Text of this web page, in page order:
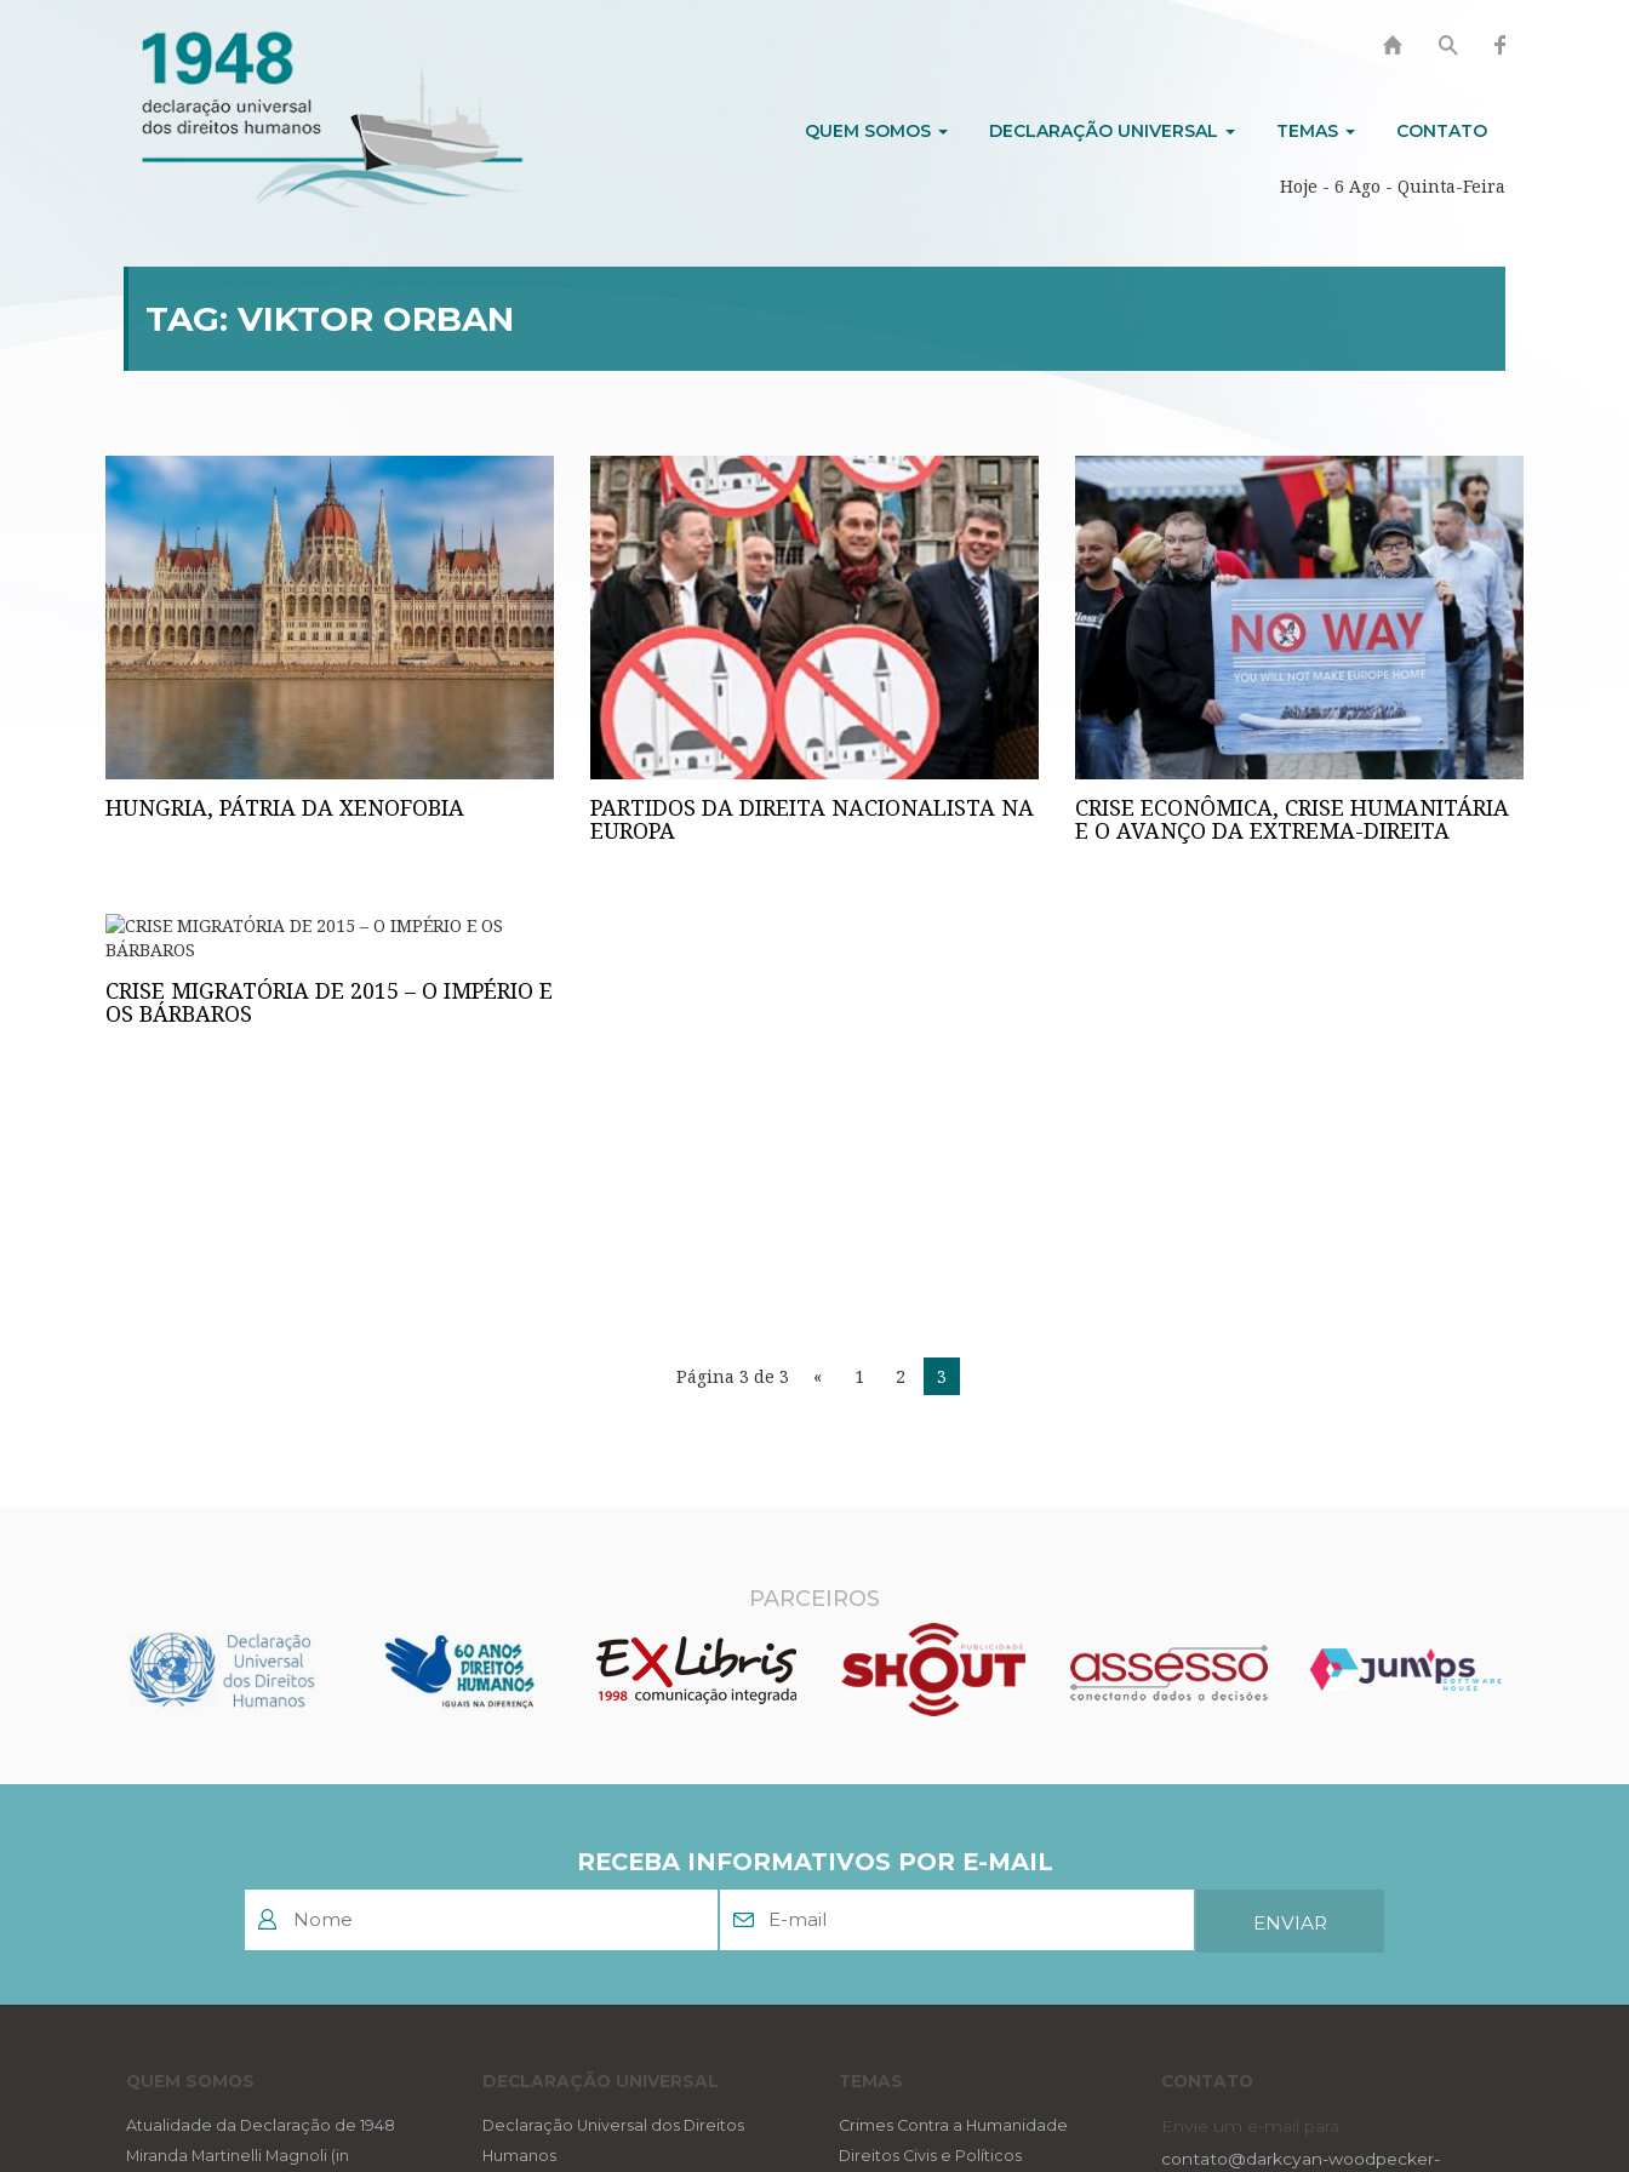
QUEM SOMOS DECLARAÇÃO UNIVERSAL TEMAS CONTATO
Hoje - 6 Ago - Quinta-Feira
TAG: VIKTOR ORBAN
HUNGRIA, PÁTRIA DA XENOFOBIA PARTIDOS DA DIREITA NACIONALISTA NA
EUROPA
CRISE ECONÔMICA, CRISE HUMANITÁRIA
E O AVANÇO DA EXTREMA-DIREITA
CRISE MIGRATÓRIA DE 2015 – O IMPÉRIO E
OS BÁRBAROS
Página 3 de 3 « 1 2 3
PARCEIROS
RECEBA INFORMATIVOS POR E-MAIL
QUEM SOMOS
Atualidade da Declaração de 1948
Miranda Martinelli Magnoli (in
DECLARAÇÃO UNIVERSAL
Declaração Universal dos Direitos
Humanos
TEMAS
Crimes Contra a Humanidade
Direitos Civis e Políticos
CONTATO
Envie um e-mail para
contato@darkcyan-woodpecker-